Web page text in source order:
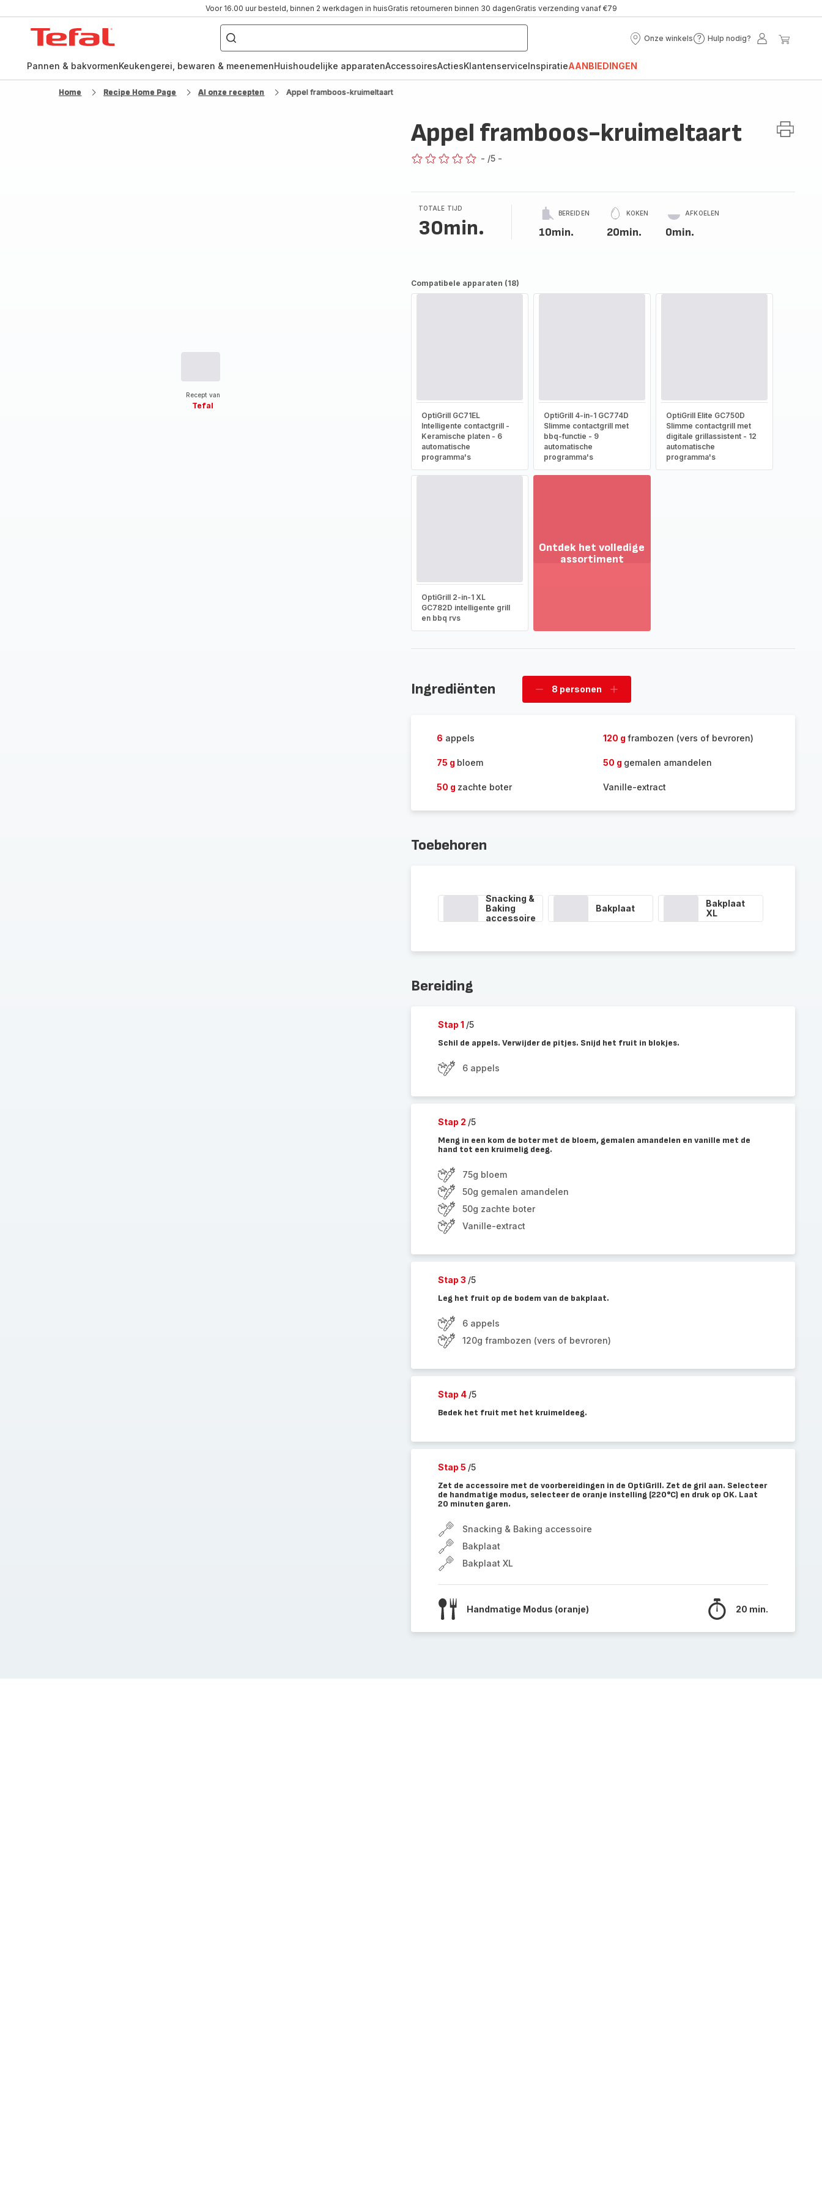
Voor 16.00 uur besteld, binnen 2 werkdagen in huisGratis retourneren binnen 30 dagenGratis verzending vanaf €79
Waar
ben
naar
Onze winkels
Onze
Hulp nodig?
Hulp
Mijn
Pannen & bakvormenKeukengerei, bewaren & meenemenHuishoudelijke apparatenAccessoiresActiesKlantenserviceInspiratieAANBIEDINGEN
Home Recipe Home Page Al onze recepten Appel framboos-kruimeltaart
Recept van
Tefal
Appel framboos-kruimeltaart
- /5 -
TOTALE TIJD
30min.
BEREIDEN
10min.
KOKEN
20min.
AFKOELEN
0min.
Compatibele apparaten (18)
OptiGrill GC71EL
Intelligente contactgrill -
Keramische platen - 6
automatische
programma's
OptiGrill 4-in-1 GC774D
Slimme contactgrill met
bbq-functie - 9
automatische
programma's
OptiGrill Elite GC750D
Slimme contactgrill met
digitale grillassistent - 12
automatische
programma's
OptiGrill 2-in-1 XL
GC782D intelligente grill
en bbq rvs
Ontdek het volledige
assortiment
volledige
Ingrediënten
Verwijder
8 personen
Voeg
6 appels 120 g frambozen (vers of bevroren)
75 g bloem 50 g gemalen amandelen
50 g zachte boter Vanille-extract
Toebehoren
Snacking &
Baking
accessoire
Bakplaat
Bakplaat
XL
Bereiding
Stap 1 /5
Schil de appels. Verwijder de pitjes. Snijd het fruit in blokjes.
6 appels
Stap 2 /5
Meng in een kom de boter met de bloem, gemalen amandelen en vanille met de
hand tot een kruimelig deeg.
75g bloem
50g gemalen amandelen
50g zachte boter
Vanille-extract
Stap 3 /5
Leg het fruit op de bodem van de bakplaat.
6 appels
120g frambozen (vers of bevroren)
Stap 4 /5
Bedek het fruit met het kruimeldeeg.
Stap 5 /5
Zet de accessoire met de voorbereidingen in de OptiGrill. Zet de gril aan. Selecteer
de handmatige modus, selecteer de oranje instelling (220°C) en druk op OK. Laat
20 minuten garen.
Snacking & Baking accessoire
Bakplaat
Bakplaat XL
Handmatige Modus (oranje) 20 min.